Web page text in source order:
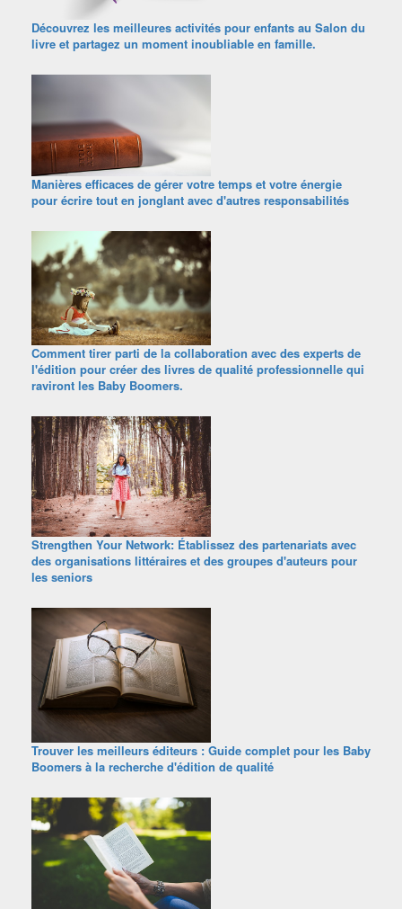
Découvrez les meilleures activités pour enfants au Salon du
livre et partagez un moment inoubliable en famille.
Manières efficaces de gérer votre temps et votre énergie
pour écrire tout en jonglant avec d'autres responsabilités
Comment tirer parti de la collaboration avec des experts de
l'édition pour créer des livres de qualité professionnelle qui
raviront les Baby Boomers.
Strengthen Your Network: Établissez des partenariats avec
des organisations littéraires et des groupes d'auteurs pour
les seniors
Trouver les meilleurs éditeurs : Guide complet pour les Baby
Boomers à la recherche d'édition de qualité